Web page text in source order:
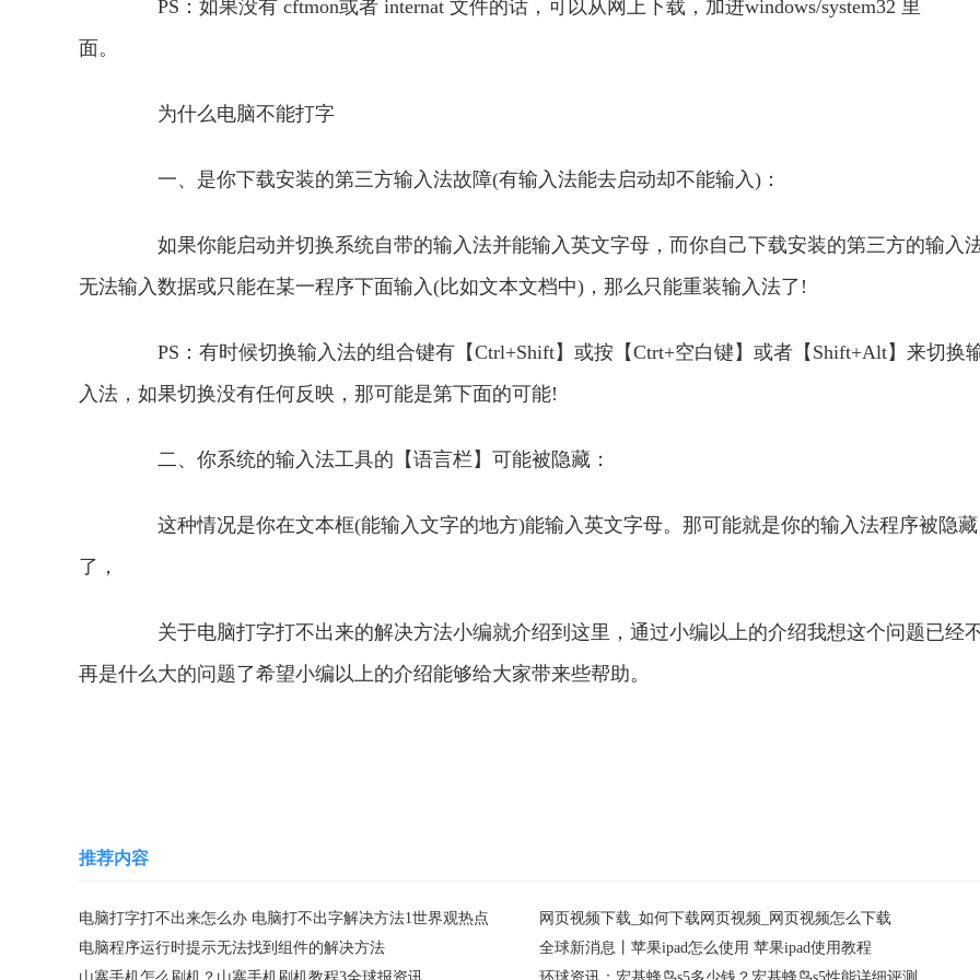
PS：如果没有 cftmon或者 internat 文件的话，可以从网上下载，加进windows/system32 里
面。
为什么电脑不能打字
一、是你下载安装的第三方输入法故障(有输入法能去启动却不能输入)：
如果你能启动并切换系统自带的输入法并能输入英文字母，而你自己下载安装的第三方的输入
无法输入数据或只能在某一程序下面输入(比如文本文档中)，那么只能重装输入法了!
PS：有时候切换输入法的组合键有【Ctrl+Shift】或按【Ctrt+空白键】或者【Shift+Alt】来切换
入法，如果切换没有任何反映，那可能是第下面的可能!
二、你系统的输入法工具的【语言栏】可能被隐藏：
这种情况是你在文本框(能输入文字的地方)能输入英文字母。那可能就是你的输入法程序被隐藏
了，
关于电脑打字打不出来的解决方法小编就介绍到这里，通过小编以上的介绍我想这个问题已经
再是什么大的问题了希望小编以上的介绍能够给大家带来些帮助。
推荐内容
电脑打字打不出来怎么办 电脑打不出字解决方法1世界观热点
网页视频下载_如何下载网页视频_网页视频怎么下载
电脑程序运行时提示无法找到组件的解决方法
全球新消息丨苹果ipad怎么使用 苹果ipad使用教程